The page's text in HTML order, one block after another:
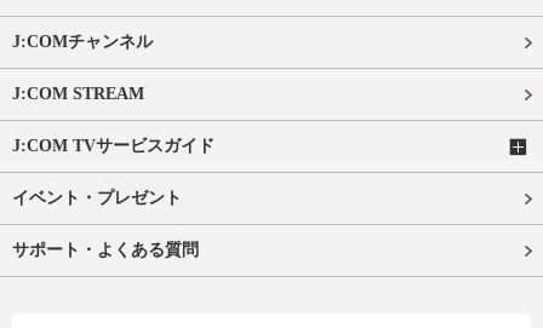
J:COMチャンネル
J:COM STREAM
J:COM TVサービスガイド
イベント・プレゼント
サポート・よくある質問